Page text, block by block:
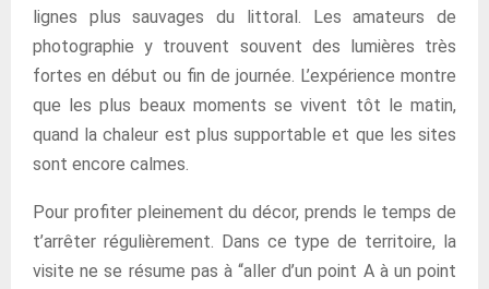
lignes plus sauvages du littoral. Les amateurs de
photographie y trouvent souvent des lumières très
fortes en début ou fin de journée. L’expérience montre
que les plus beaux moments se vivent tôt le matin,
quand la chaleur est plus supportable et que les sites
sont encore calmes.
Pour profiter pleinement du décor, prends le temps de
t’arrêter régulièrement. Dans ce type de territoire, la
visite ne se résume pas à “aller d’un point A à un point